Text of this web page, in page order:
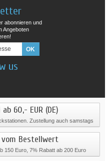
abonnieren und
Angeboten
us
60,- EUR (DE)
Zustellung auch samstags
Bestellwert
150 Euro, 7% Rabatt ab 200 Euro